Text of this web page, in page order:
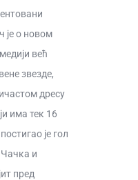
је о новом
већ
звезде,
дресу
има тек 16
је гол
Чачка и
пред